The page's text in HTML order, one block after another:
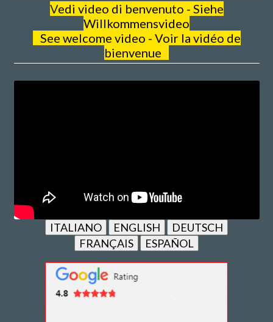
Vedi video di benvenuto - Siehe
Willkommensvideo
See welcome video - Voir la vidéo de
bienvenue
ITALIANO ENGLISH
DEUTSCH
FRANÇAIS
ESPAÑOL